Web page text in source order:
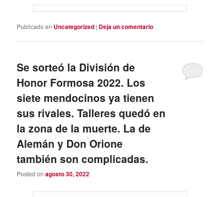
Publicado en Uncategorized | Deja un comentario
Se sorteó la División de
Honor Formosa 2022. Los
siete mendocinos ya tienen
sus rivales. Talleres quedó en
la zona de la muerte. La de
Alemán y Don Orione
también son complicadas.
Posted onagosto 30, 2022